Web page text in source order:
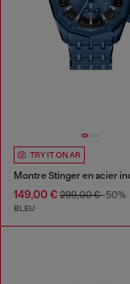
TRY IT ON AR
149,00 € 299,00 €-50%
BLEU